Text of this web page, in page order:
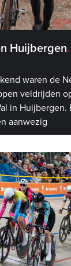
Huijbergen
waren de
veldrijden
in Huijbergen.
aanwezig